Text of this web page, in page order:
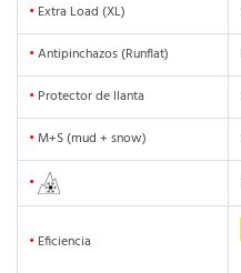
• Extra Load (XL)
•Antipinchazos (Runflat)
• Protector de llanta
• M+S (mud + snow)
•
• Eficiencia